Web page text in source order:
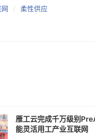
柔性供应
雁工云完成千万级别
能灵活用工产业互联网